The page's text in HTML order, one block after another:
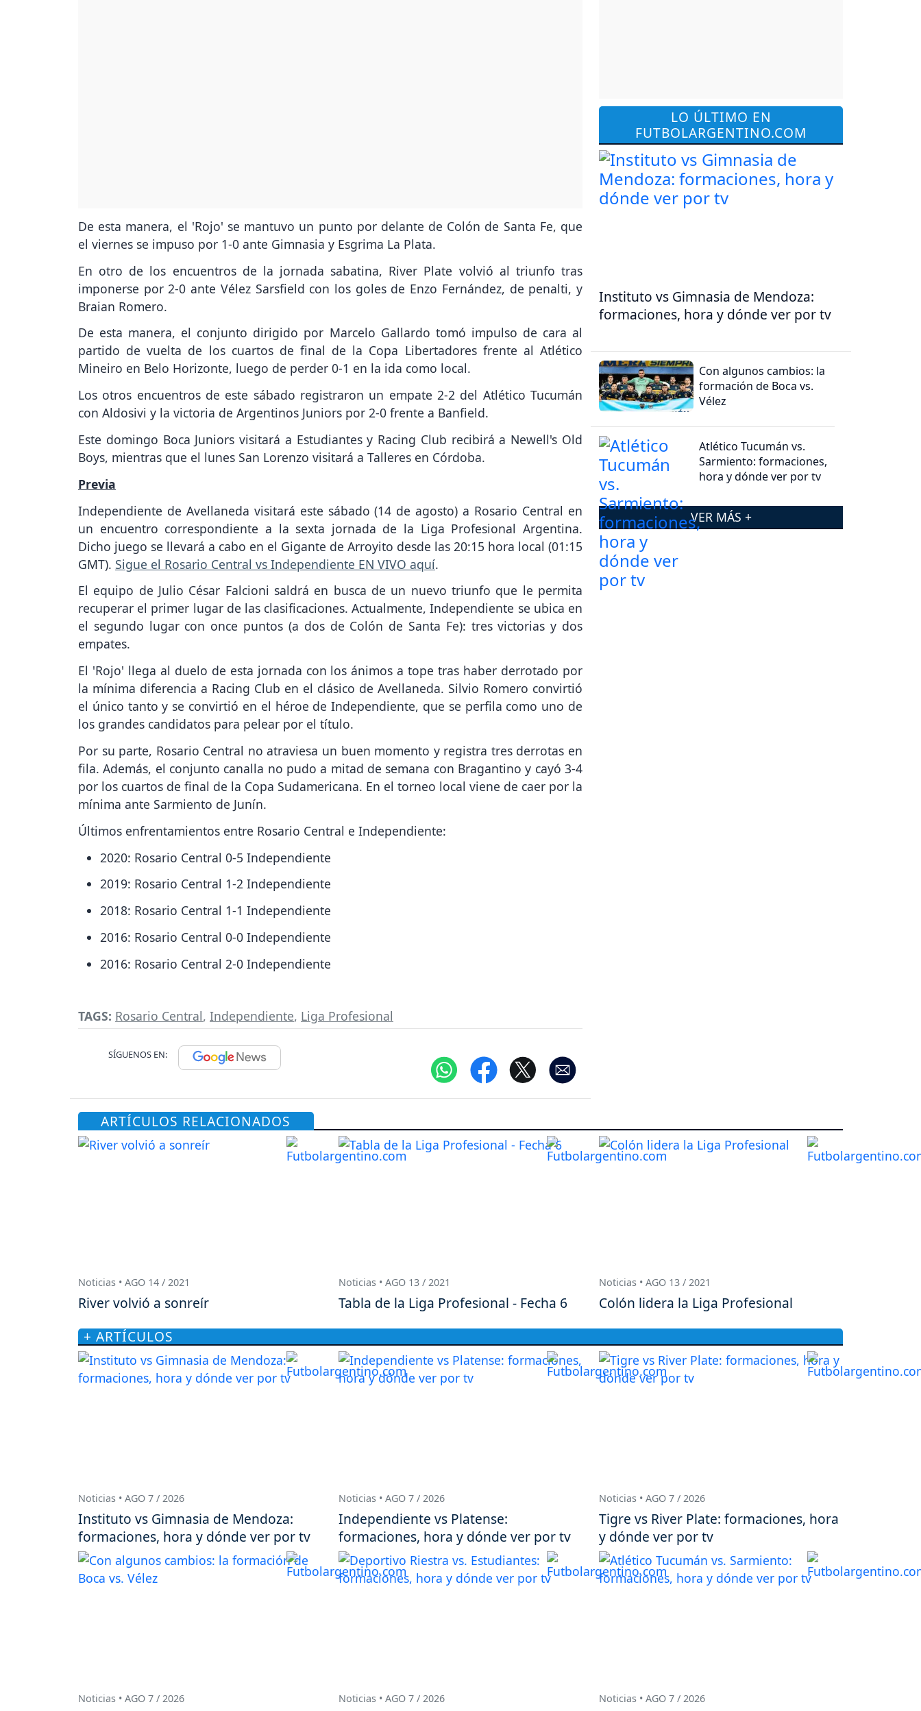
De esta manera, el 'Rojo' se mantuvo un punto por delante de Colón de Santa Fe, que
el viernes se impuso por 1-0 ante Gimnasia y Esgrima La Plata.
En otro de los encuentros de la jornada sabatina, River Plate volvió al triunfo tras
imponerse por 2-0 ante Vélez Sarsfield con los goles de Enzo Fernández, de penalti, y
Braian Romero.
De esta manera, el conjunto dirigido por Marcelo Gallardo tomó impulso de cara al
partido de vuelta de los cuartos de final de la Copa Libertadores frente al Atlético
Mineiro en Belo Horizonte, luego de perder 0-1 en la ida como local.
Los otros encuentros de este sábado registraron un empate 2-2 del Atlético Tucumán
con Aldosivi y la victoria de Argentinos Juniors por 2-0 frente a Banfield.
Este domingo Boca Juniors visitará a Estudiantes y Racing Club recibirá a Newell's Old
Boys, mientras que el lunes San Lorenzo visitará a Talleres en Córdoba.
Previa
Independiente de Avellaneda visitará este sábado (14 de agosto) a Rosario Central en
un encuentro correspondiente a la sexta jornada de la Liga Profesional Argentina.
Dicho juego se llevará a cabo en el Gigante de Arroyito desde las 20:15 hora local (01:15
GMT). Sigue el Rosario Central vs Independiente EN VIVO aquí.
El equipo de Julio César Falcioni saldrá en busca de un nuevo triunfo que le permita
recuperar el primer lugar de las clasificaciones. Actualmente, Independiente se ubica en
el segundo lugar con once puntos (a dos de Colón de Santa Fe): tres victorias y dos
empates.
El 'Rojo' llega al duelo de esta jornada con los ánimos a tope tras haber derrotado por
la mínima diferencia a Racing Club en el clásico de Avellaneda. Silvio Romero convirtió
el único tanto y se convirtió en el héroe de Independiente, que se perfila como uno de
los grandes candidatos para pelear por el título.
Por su parte, Rosario Central no atraviesa un buen momento y registra tres derrotas en
fila. Además, el conjunto canalla no pudo a mitad de semana con Bragantino y cayó 3-4
por los cuartos de final de la Copa Sudamericana. En el torneo local viene de caer por la
mínima ante Sarmiento de Junín.
Últimos enfrentamientos entre Rosario Central e Independiente:
2020: Rosario Central 0-5 Independiente
2019: Rosario Central 1-2 Independiente
2018: Rosario Central 1-1 Independiente
2016: Rosario Central 0-0 Independiente
2016: Rosario Central 2-0 Independiente
TAGS: Rosario Central, Independiente, Liga Profesional
SÍGUENOS EN:
LO ÚLTIMO EN
FUTBOLARGENTINO.COM
Instituto vs Gimnasia de Mendoza:
formaciones, hora y dónde ver por tv
Con algunos cambios: la
formación de Boca vs.
Vélez
Atlético Tucumán vs.
Sarmiento: formaciones,
hora y dónde ver por tv
VER MÁS +
ARTÍCULOS RELACIONADOS
Noticias • AGO 14 / 2021
River volvió a sonreír
Noticias • AGO 13 / 2021
Tabla de la Liga Profesional - Fecha 6
Noticias • AGO 13 / 2021
Colón lidera la Liga Profesional
+ ARTÍCULOS
Noticias • AGO 7 / 2026
Instituto vs Gimnasia de Mendoza:
formaciones, hora y dónde ver por tv
Noticias • AGO 7 / 2026
Independiente vs Platense:
formaciones, hora y dónde ver por tv
Noticias • AGO 7 / 2026
Tigre vs River Plate: formaciones, hora
y dónde ver por tv
Noticias • AGO 7 / 2026 Noticias • AGO 7 / 2026 Noticias • AGO 7 / 2026